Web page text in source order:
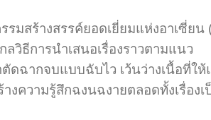
รมสร้างสรรค์ยอดเยี่ยมแห่งอาเซี่ยน
วิธีการนำเสนอเรื่องราวตามแนว
ดฉากจบแบบฉับไว เว้นว่างเนื้อที่ให้
างความรู้สึกฉงนฉงายตลอดทั้งเรื่องเ